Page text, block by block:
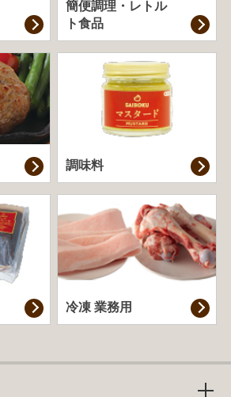
簡便調理・ レトル
ト食品
調味料
冷凍 業務用